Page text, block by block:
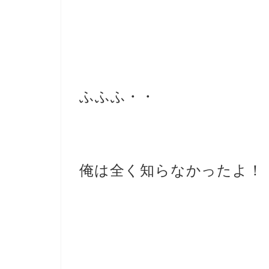
ふふふ・・
俺は全く知らなかったよ！